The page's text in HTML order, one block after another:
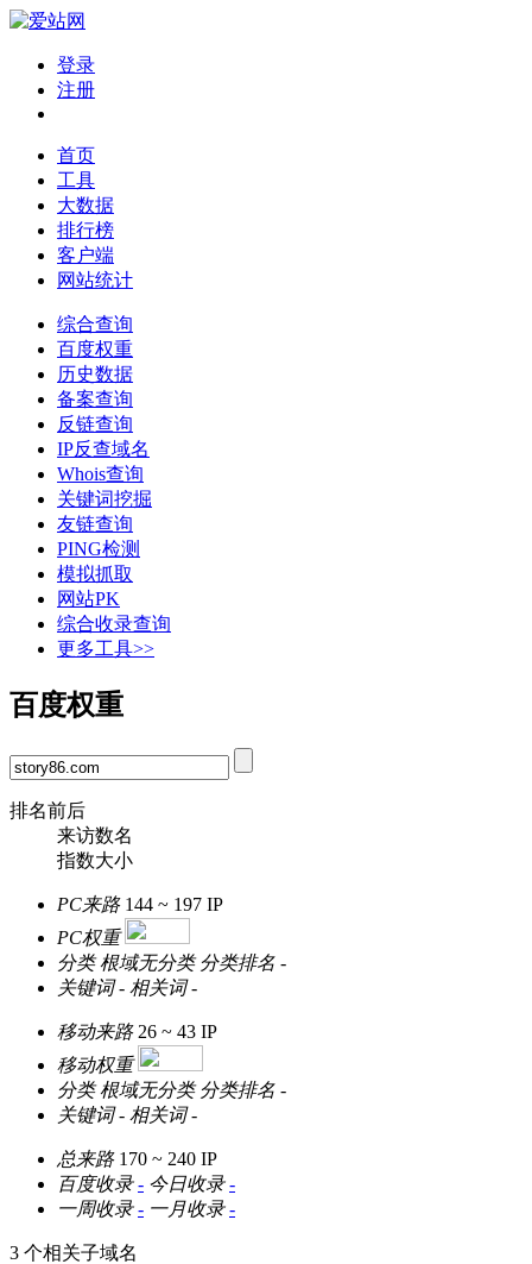
登录
注册
首页
工具
大数据
排行榜
客户端
网站统计
综合查询
百度权重
历史数据
备案查询
反链查询
IP反查域名
Whois查询
关键词挖掘
友链查询
PING检测
模拟抓取
网站PK
综合收录查询
更多工具>>
百度权重
排名前后
来访数名
指数大小
PC来路 144 ~ 197 IP
PC权重
分类 根域无分类 分类排名 -
关键词 - 相关词 -
移动来路 26 ~ 43 IP
移动权重
分类 根域无分类 分类排名 -
关键词 - 相关词 -
总来路 170 ~ 240 IP
百度收录 - 今日收录 -
一周收录 - 一月收录 -
3 个相关子域名